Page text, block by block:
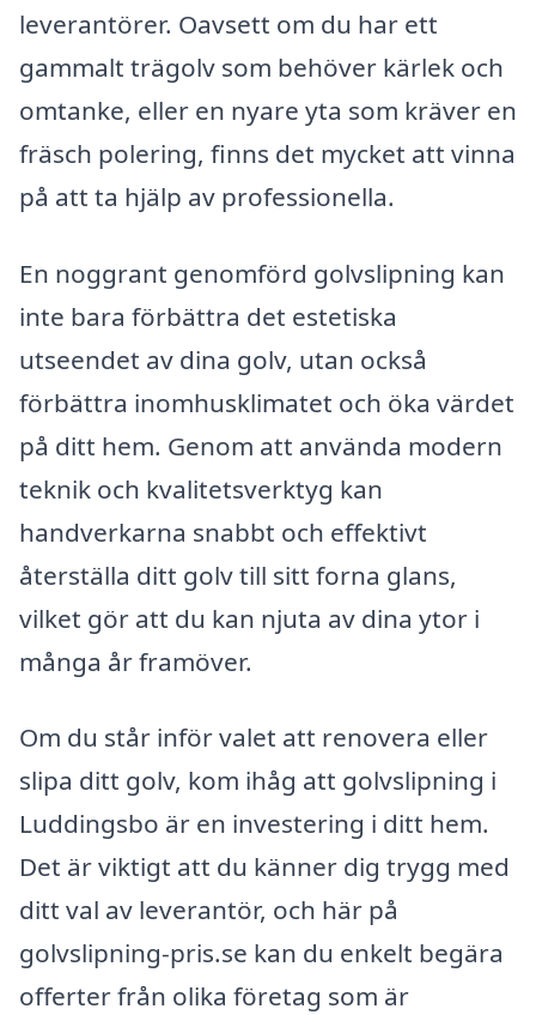
leverantörer. Oavsett om du har ett
gammalt trägolv som behöver kärlek och
omtanke, eller en nyare yta som kräver en
fräsch polering, finns det mycket att vinna
på att ta hjälp av professionella.
En noggrant genomförd golvslipning kan
inte bara förbättra det estetiska
utseendet av dina golv, utan också
förbättra inomhusklimatet och öka värdet
på ditt hem. Genom att använda modern
teknik och kvalitetsverktyg kan
handverkarna snabbt och effektivt
återställa ditt golv till sitt forna glans,
vilket gör att du kan njuta av dina ytor i
många år framöver.
Om du står inför valet att renovera eller
slipa ditt golv, kom ihåg att golvslipning i
Luddingsbo är en investering i ditt hem.
Det är viktigt att du känner dig trygg med
ditt val av leverantör, och här på
golvslipning-pris.se kan du enkelt begära
offerter från olika företag som är